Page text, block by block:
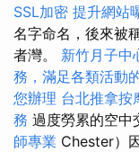
SSL加密 提升網站
名字命名，後來被
者灣。 新竹月子中
務，滿足各類活動
您辦理 台北推拿按
務 過度勞累的空中
師專業 Chester）